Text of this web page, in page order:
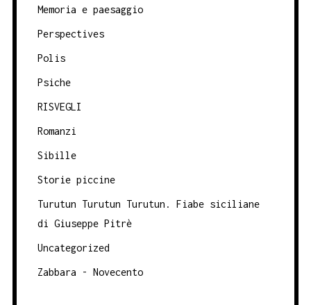
Memoria e paesaggio
Perspectives
Polis
Psiche
RISVEGLI
Romanzi
Sibille
Storie piccine
Turutun Turutun Turutun. Fiabe siciliane
di Giuseppe Pitrè
Uncategorized
Zabbara - Novecento